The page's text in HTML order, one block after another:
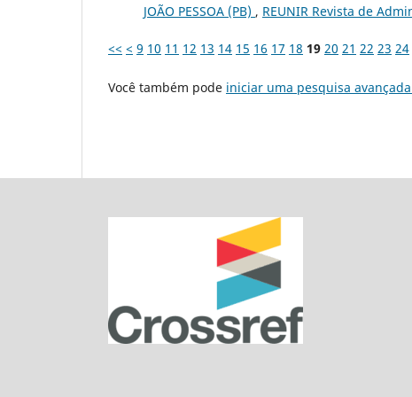
JOÃO PESSOA (PB) , REUNIR Revista de
<< < 9 10 11 12 13 14 15 16 17 18 19 20 21 22 23 24
Você também pode iniciar uma pesquisa